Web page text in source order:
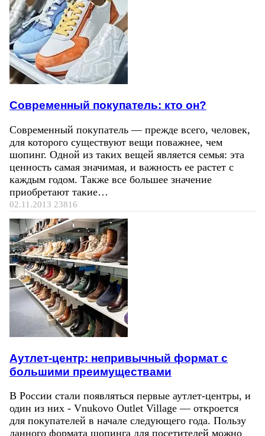
Современный покупатель: кто он?
Современный покупатель — прежде всего, человек,
для которого существуют вещи поважнее, чем
шопинг. Одной из таких вещей является семья: эта
ценность самая значимая, и важность ее растет с
каждым годом. Также все большее значение
приобретают такие…
02.11.2013 23816
Аутлет-центр: непривычный формат с
большими преимуществами
В России стали появляться первые аутлет-центры, и
один из них - Vnukovo Outlet Village — откроется
для покупателей в начале следующего года. Пользу
данного формата шопинга для посетителей можно